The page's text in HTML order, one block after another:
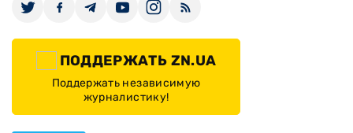
ПОДДЕРЖАТЬ ZN.UA
Поддержать независимую
журналистику!